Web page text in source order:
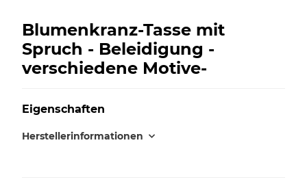
Blumenkranz-Tasse mit
Spruch - Beleidigung -
verschiedene Motive-
Eigenschaften
Herstellerinformationen